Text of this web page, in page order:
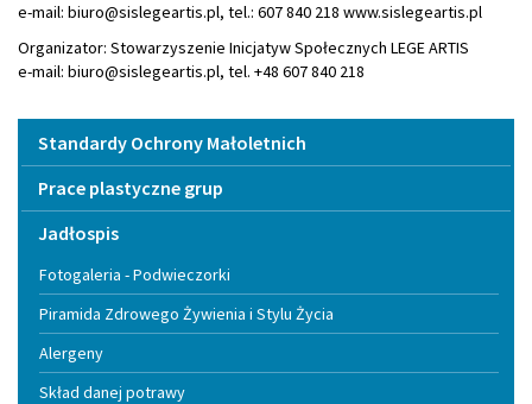
e-mail: biuro@sislegeartis.pl, tel.: 607 840 218 www.sislegeartis.pl
Organizator: Stowarzyszenie Inicjatyw Społecznych LEGE ARTIS
e-mail: biuro@sislegeartis.pl, tel. +48 607 840 218
Menu
Standardy Ochrony Małoletnich
Prace plastyczne grup
Jadłospis
Fotogaleria - Podwieczorki
Piramida Zdrowego Żywienia i Stylu Życia
Alergeny
Skład danej potrawy